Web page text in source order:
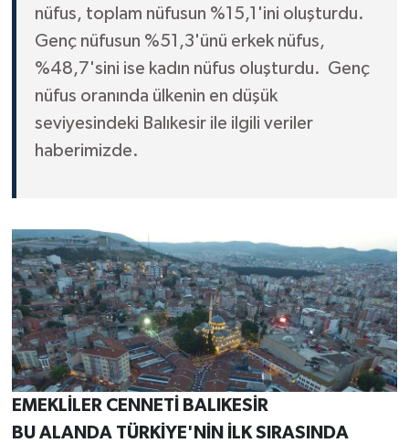
nüfus, toplam nüfusun %15,1'ini oluşturdu.
Genç nüfusun %51,3'ünü erkek nüfus,
%48,7'sini ise kadın nüfus oluşturdu. Genç
nüfus oranında ülkenin en düşük
seviyesindeki Balıkesir ile ilgili veriler
haberimizde.
EMEKLİLER CENNETİ BALIKESİR
BU ALANDA TÜRKİYE'NİN İLK SIRASINDA